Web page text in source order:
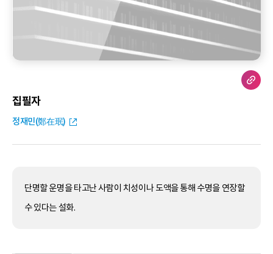
집필자
정재민(鄭在珉)
단명할 운명을 타고난 사람이 치성이나 도액을 통해 수명을 연장할
수 있다는 설화.